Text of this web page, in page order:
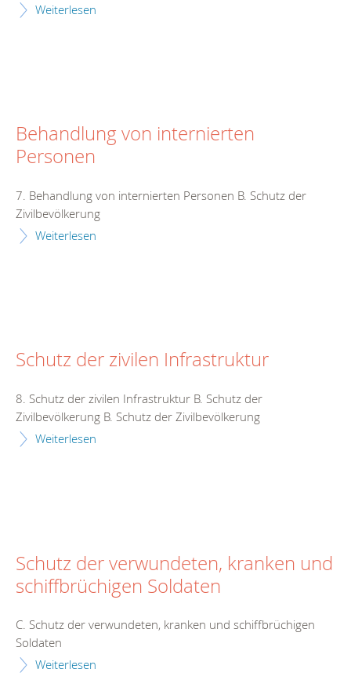
Weiterlesen
Behandlung von internierten
Personen
7. Behandlung von internierten Personen B. Schutz der
Zivilbevölkerung
Weiterlesen
Schutz der zivilen Infrastruktur
8. Schutz der zivilen Infrastruktur B. Schutz der
Zivilbevölkerung B. Schutz der Zivilbevölkerung
Weiterlesen
Schutz der verwundeten, kranken und
schiffbrüchigen Soldaten
C. Schutz der verwundeten, kranken und schiffbrüchigen
Soldaten
Weiterlesen